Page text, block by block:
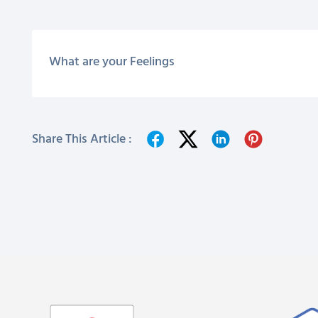
What are your Feelings
Share This Article :